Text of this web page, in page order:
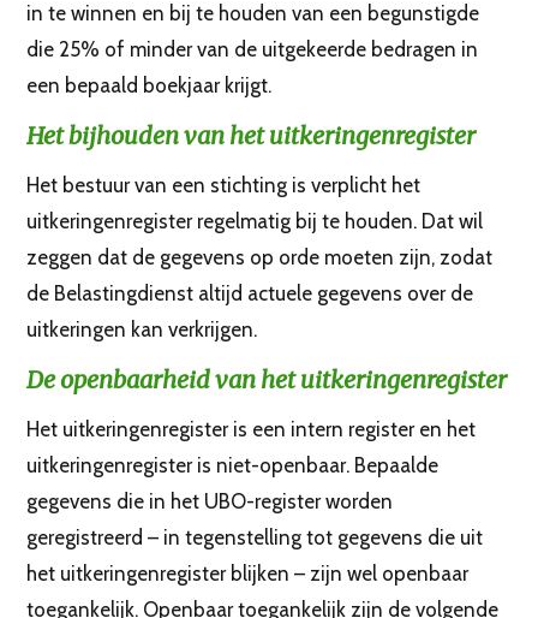
in te winnen en bij te houden van een begunstigde
die 25% of minder van de uitgekeerde bedragen in
een bepaald boekjaar krijgt.
Het bijhouden van het uitkeringenregister
Het bestuur van een stichting is verplicht het
uitkeringenregister regelmatig bij te houden. Dat wil
zeggen dat de gegevens op orde moeten zijn, zodat
de Belastingdienst altijd actuele gegevens over de
uitkeringen kan verkrijgen.
De openbaarheid van het uitkeringenregister
Het uitkeringenregister is een intern register en het
uitkeringenregister is niet-openbaar. Bepaalde
gegevens die in het UBO-register worden
geregistreerd – in tegenstelling tot gegevens die uit
het uitkeringenregister blijken – zijn wel openbaar
toegankelijk. Openbaar toegankelijk zijn de volgende